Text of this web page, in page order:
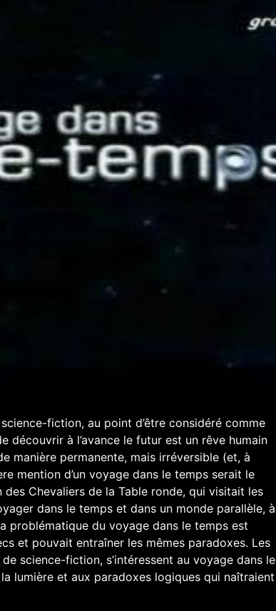
fiction, au point d’être considéré comme
découvrir à l’avance le futur est un rêve humain
manière permanente, mais irréversible (et, à
mention d’un voyage dans le temps serait le
Chevaliers de la Table ronde, qui visitait les
dans le temps et dans un monde parallèle, à
problématique du voyage dans le temps est
et pouvait entraîner les mêmes paradoxes. Les
science-fiction, s’intéressent au voyage dans le
lumière et aux paradoxes logiques qui naîtraient